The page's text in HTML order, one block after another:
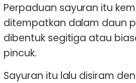
Perpaduan sayuran itu
ditempatkan dalam daun
dibentuk segitiga atau
pincuk.
Sayuran itu lalu disiram